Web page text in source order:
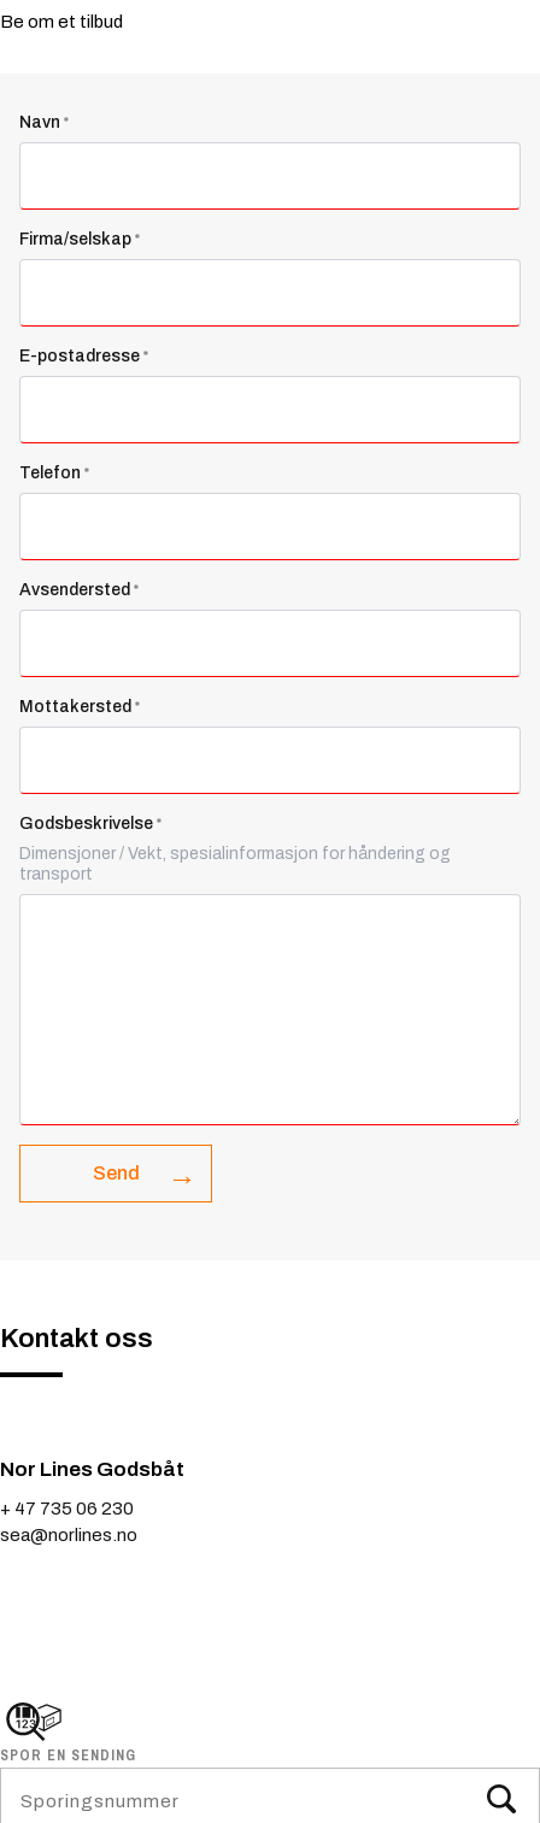
Be om et tilbud
Navn *
Firma/selskap *
E-postadresse *
Telefon *
Avsendersted *
Mottakersted *
Godsbeskrivelse *
Dimensjoner / Vekt, spesialinformasjon for håndering og
transport
Send
Kontakt oss
Nor Lines Godsbåt
+ 47 735 06 230
sea@norlines.no
SPOR EN SENDING